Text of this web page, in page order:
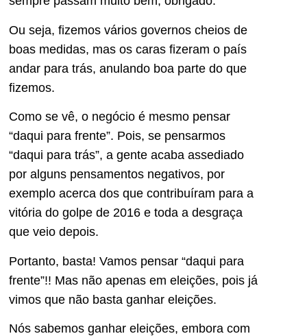
Ou seja, fizemos vários governos cheios de
boas medidas, mas os caras fizeram o país
andar para trás, anulando boa parte do que
fizemos.
Como se vê, o negócio é mesmo pensar
“daqui para frente”. Pois, se pensarmos
“daqui para trás”, a gente acaba assediado
por alguns pensamentos negativos, por
exemplo acerca dos que contribuíram para a
vitória do golpe de 2016 e toda a desgraça
que veio depois.
Portanto, basta! Vamos pensar “daqui para
frente”!! Mas não apenas em eleições, pois já
vimos que não basta ganhar eleições.
Nós sabemos ganhar eleições, embora com